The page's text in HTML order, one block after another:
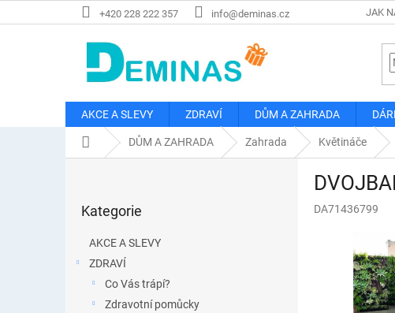
na
+420 228 222 357 info@deminas.cz JAK
AKCE A SLEVY ZDRAVÍ DŮM A ZAHRADA
Domů DŮM A ZAHRADA Zahrada Květináče
kategorie
Kategorie
AKCE A SLEVY
ZDRAVÍ
Co Vás trápí?
Zdravotní pomůcky
DA71436799